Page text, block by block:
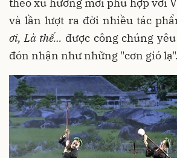
theo xu hướng mới phù hợp với
và lần lượt ra đời nhiều tác
ơi, Là thế… được công chúng
đón nhận như những "cơn gió lạ".